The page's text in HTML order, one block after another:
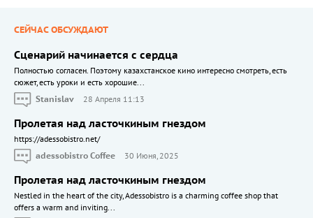
СЕЙЧАС ОБСУЖДАЮТ
Сценарий начинается с сердца
Полностью согласен. Поэтому казахстанское кино интересно смотреть, есть
сюжет, есть уроки и есть хорошие...
Stanislav
28 Апреля 11:13
Пролетая над ласточкиным гнездом
https://adessobistro.net/
adessobistro Coffee
30 Июня, 2025
Пролетая над ласточкиным гнездом
Nestled in the heart of the city, Adessobistro is a charming coffee shop that
offers a warm and inviting...